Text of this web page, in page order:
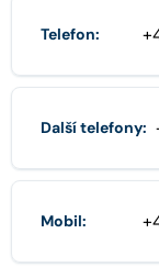
Telefon:
Další telefony:
Mobil: